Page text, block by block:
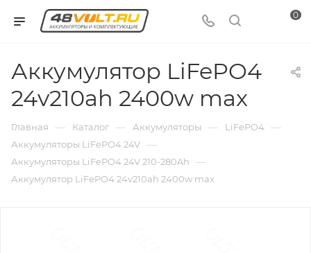
0
Аккумулятор LiFePO4
24v210ah 2400w max
Главная — Каталог — Аккумуляторы — LiFePO4 —
Аккумуляторы LiFePO4 24V —
Аккумуляторы LiFePO4 24V 210-280Ah —
Аккумулятор LiFePO4 24v210ah 2400w max